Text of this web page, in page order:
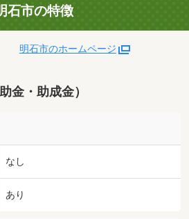
石市の特徴
明石市のホームページ
金・助成金）
なし
あり